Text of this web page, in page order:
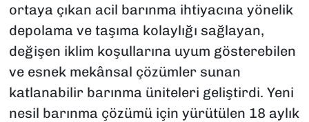
ortaya çıkan acil barınma ihtiyacına yönelik
depolama ve taşıma kolaylığı sağlayan,
değişen iklim koşullarına uyum gösterebilen
ve esnek mekânsal çözümler sunan
katlanabilir barınma üniteleri geliştirdi. Yeni
nesil barınma çözümü için yürütülen 18 aylık